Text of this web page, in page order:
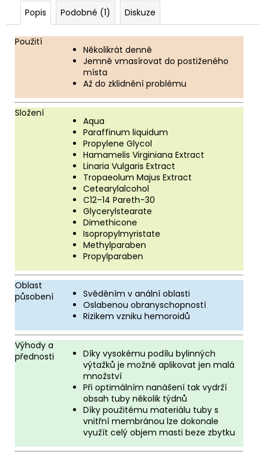
Popis Podobné (1) Diskuze
Použití
Několikrát denně
Jemně vmasírovat do postiženého
místa
Až do zklidnění problému
Složení
Aqua
Paraffinum liquidum
Propylene Glycol
Hamamelis Virginiana Extract
Linaria Vulgaris Extract
Tropaeolum Majus Extract
Cetearylalcohol
C12–14 Pareth-30
Glycerylstearate
Dimethicone
Isopropylmyristate
Methylparaben
Propylparaben
Oblast
působení
Svěděním v anální oblasti
Oslabenou obranyschopností
Rizikem vzniku hemoroidů
Výhody a
přednosti
Díky vysokému podílu bylinných
výtažků je možné aplikovat jen malá
množství
Při optimálním nanášení tak vydrží
obsah tuby několik týdnů
Díky použitému materiálu tuby s
vnitřní membránou lze dokonale
využít celý objem masti beze zbytku